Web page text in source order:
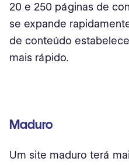
20 e 250 páginas de
se expande
de conteúdo
mais rápido.
Maduro
Um site maduro terá